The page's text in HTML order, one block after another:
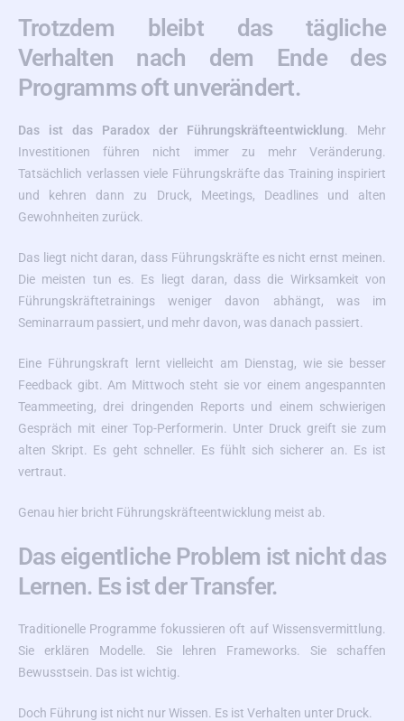
Trotzdem bleibt das tägliche
Verhalten nach dem Ende des
Programms oft unverändert.
Das ist das Paradox der Führungskräfteentwicklung . Mehr
Investitionen führen nicht immer zu mehr Veränderung.
Tatsächlich verlassen viele Führungskräfte das Training inspiriert
und kehren dann zu Druck, Meetings, Deadlines und alten
Gewohnheiten zurück.
Das liegt nicht daran, dass Führungskräfte es nicht ernst meinen.
Die meisten tun es. Es liegt daran, dass die Wirksamkeit von
Führungskräftetrainings weniger davon abhängt, was im
Seminarraum passiert, und mehr davon, was danach passiert.
Eine Führungskraft lernt vielleicht am Dienstag, wie sie besser
Feedback gibt. Am Mittwoch steht sie vor einem angespannten
Teammeeting, drei dringenden Reports und einem schwierigen
Gespräch mit einer Top-Performerin. Unter Druck greift sie zum
alten Skript. Es geht schneller. Es fühlt sich sicherer an. Es ist
vertraut.
Genau hier bricht Führungskräfteentwicklung meist ab.
Das eigentliche Problem ist nicht das
Lernen. Es ist der Transfer.
Traditionelle Programme fokussieren oft auf Wissensvermittlung.
Sie erklären Modelle. Sie lehren Frameworks. Sie schaffen
Bewusstsein. Das ist wichtig.
Doch Führung ist nicht nur Wissen. Es ist Verhalten unter Druck.